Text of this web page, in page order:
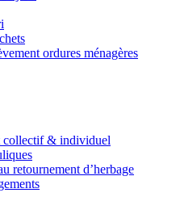
ordures ménagères
collectif & individuel
retournement d’herbage